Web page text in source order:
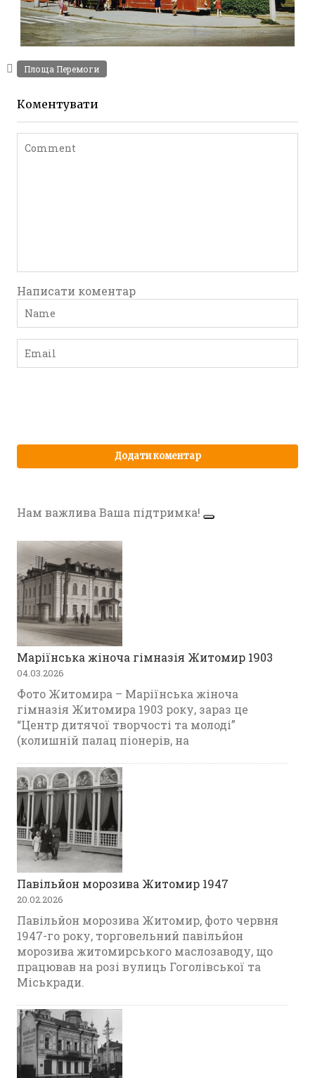
ТРАМВАЇ ЖИТОМИРА 1979-1998
Фото Житомир (1970-
Площа Перемоги
Коментувати
Написати коментар
Нам важлива Ваша підтримка!
Маріїнська жіноча гімназія Житомир 1903
04.03.2026
Фото Житомира – Маріїнська жіноча
гімназія Житомира 1903 року, зараз це
“Центр дитячої творчості та молоді”
(колишній палац піонерів, на
Павільйон морозива Житомир 1947
20.02.2026
Павільйон морозива Житомир, фото червня
1947-го року, торговельний павільйон
морозива житомирського маслозаводу, що
працював на розі вулиць Гоголівської та
Міськради.